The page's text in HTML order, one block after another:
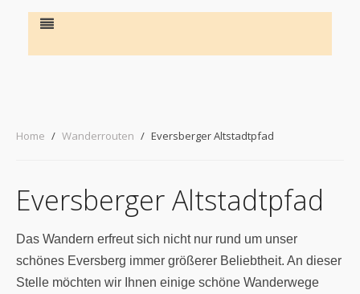
Home Wanderrouten Eversberger Altstadtpfad
Eversberger Altstadtpfad
Das Wandern erfreut sich nicht nur rund um unser
schönes Eversberg immer größerer Beliebtheit. An dieser
Stelle möchten wir Ihnen einige schöne Wanderwege